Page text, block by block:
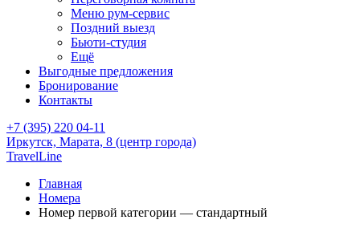
Меню рум-сервис
Поздний выезд
Бьюти-студия
Ещё
Выгодные предложения
Бронирование
Контакты
+7 (395) 220 04-11
Иркутск, Марата, 8 (центр города)
TravelLine
Главная
Номера
Номер первой категории — стандартный